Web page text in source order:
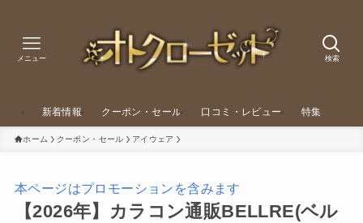
検索
メニュー
新着情報 クーポン・セール 口コミ・レビュー 特集
ホーム クーポン・セール アイウェア
本ページはプロモーションを含みます
【2026年】カラコン通販BELLRE(ベル